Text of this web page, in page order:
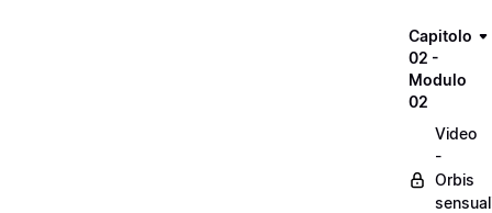
Capitolo
02 -
Modulo
02
Video
-
Orbis